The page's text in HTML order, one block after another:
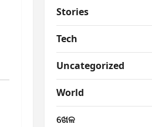
Stories
Tech
Uncategorized
World
ଖେଳ